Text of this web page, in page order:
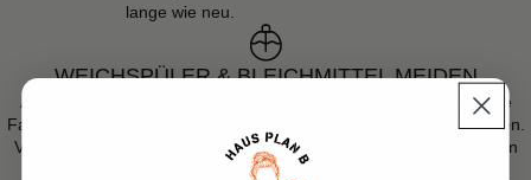
lange wie neu.
WEICHSPÜLER & BLEICHMITTEL MEIDEN
Aggressive Zusätze wie Weichspüler oder Bleichmittel können die
Fasern deiner Kleidung belasten und zugleich die Umwelt schädigen.
Verwende stattdessen mildes Waschmittel, damit du die Materialien
schonst und deine Kleidung länger schön bleibt.